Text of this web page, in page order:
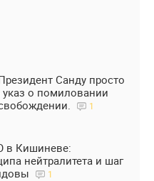
Санду просто
о помиловании
1
в Кишиневе:
нейтралитета и шаг
1